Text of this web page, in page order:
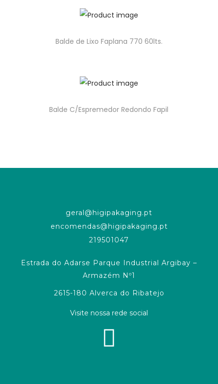
Balde de Lixo Faplana 770 60lts.
Balde C/Espremedor Redondo Fapil
geral@higipakaging.pt
encomendas@higipakaging.pt
219501047
Estrada do Adarse Parque Industrial Argibay –
Armazém Nº1
2615-180 Alverca do Ribatejo
Visite nossa rede social